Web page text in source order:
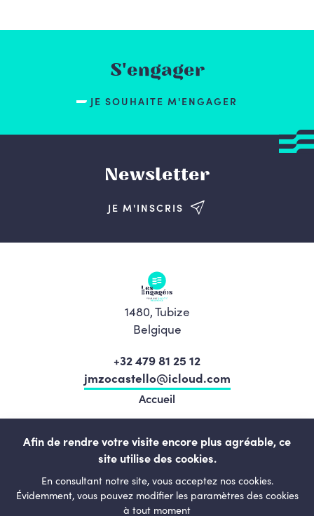
S'engager
JE SOUHAITE M'ENGAGER
Newsletter
JE M'INSCRIS
1480, Tubize
Belgique
+32 479 81 25 12
jmzocastello@icloud.com
Accueil
Nos élu.e.s
Notre équipe
Notre programme
Afin de rendre votre visite encore plus agréable, ce
site utilise des cookies.
En consultant notre site, vous acceptez nos cookies.
Évidemment, vous pouvez modifier les paramètres des cookies
à tout moment